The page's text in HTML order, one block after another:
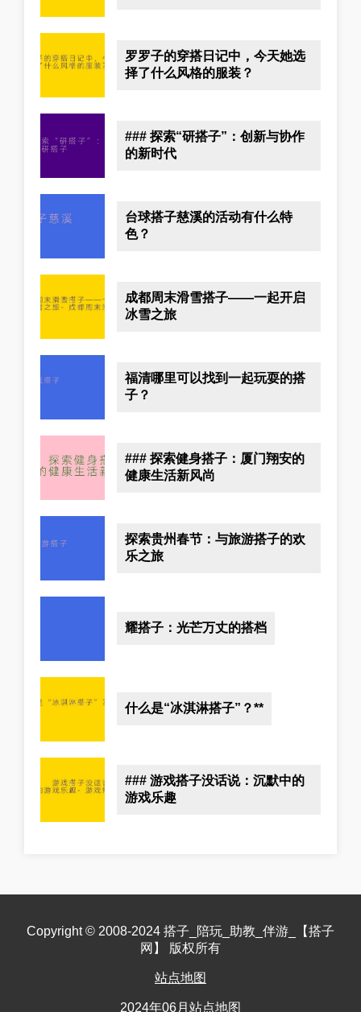
罗罗子的穿搭日记中，今天她选
择了什么风格的服装？
### 探索“研搭子”：创新与协作
的新时代
台球搭子慈溪的活动有什么特
色？
成都周末滑雪搭子——一起开启
冰雪之旅
福清哪里可以找到一起玩耍的搭
子？
### 探索健身搭子：厦门翔安的
健康生活新风尚
探索贵州春节：与旅游搭子的欢
乐之旅
耀搭子：光芒万丈的搭档
什么是“冰淇淋搭子”？**
### 游戏搭子没话说：沉默中的
游戏乐趣
Copyright © 2008-2024 搭子_陪玩_助教_伴游_【搭子
网】 版权所有
站点地图
2024年06月站点地图